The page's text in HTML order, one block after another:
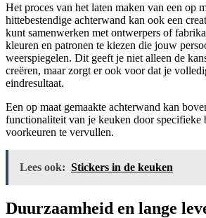
Het proces van het laten maken van een op
hittebestendige achterwand kan ook een
kunt samenwerken met ontwerpers of
kleuren en patronen te kiezen die jouw
weerspiegelen. Dit geeft je niet alleen de
creëren, maar zorgt er ook voor dat je
eindresultaat.
Een op maat gemaakte achterwand kan
functionaliteit van je keuken door specifieke
voorkeuren te vervullen.
Lees ook: Stickers in de keuken
Duurzaamheid en lange